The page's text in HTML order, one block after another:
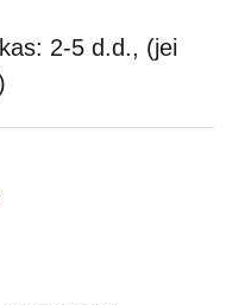
2-5 d.d., (jei